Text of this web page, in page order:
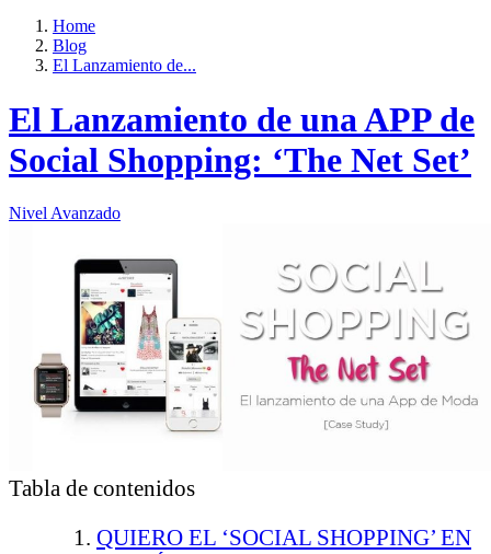
Home
Blog
El Lanzamiento de...
El Lanzamiento de una APP de
Social Shopping: ‘The Net Set’
Nivel Avanzado
Tabla de contenidos
QUIERO EL ‘SOCIAL SHOPPING’ EN